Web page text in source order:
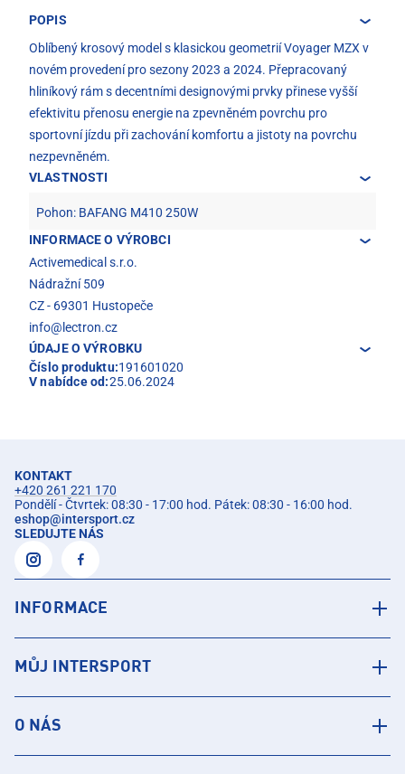
POPIS
Oblíbený krosový model s klasickou geometrií Voyager MZX v
novém provedení pro sezony 2023 a 2024. Přepracovaný
hliníkový rám s decentními designovými prvky přinese vyšší
efektivitu přenosu energie na zpevněném povrchu pro
sportovní jízdu při zachování komfortu a jistoty na povrchu
nezpevněném.
VLASTNOSTI
Pohon: BAFANG M410 250W
INFORMACE O VÝROBCI
Activemedical s.r.o.
Nádražní 509
CZ - 69301 Hustopeče
info@lectron.cz
ÚDAJE O VÝROBKU
Číslo produktu:191601020
V nabídce od:25.06.2024
KONTAKT
+420 261 221 170
Pondělí - Čtvrtek: 08:30 - 17:00 hod. Pátek: 08:30 - 16:00 hod.
eshop@intersport.cz
SLEDUJTE NÁS
INFORMACE
MŮJ INTERSPORT
O NÁS